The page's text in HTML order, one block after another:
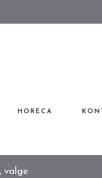
HORECA
valge